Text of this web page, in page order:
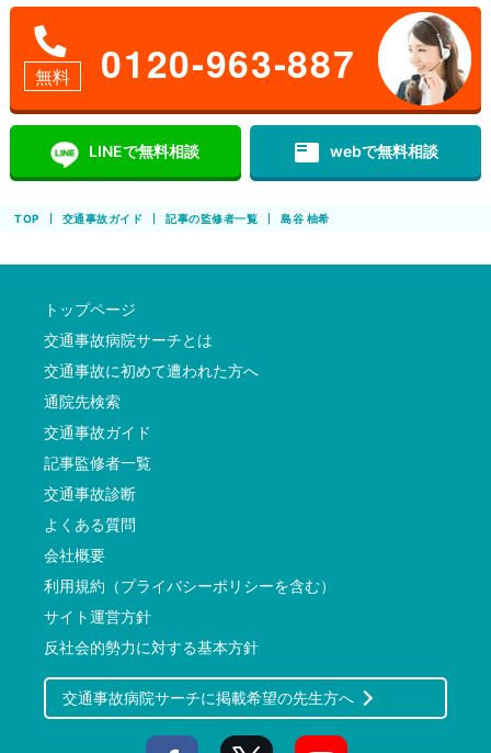
無料 0120-963-887
LINEで無料相談 featured_play_list webで無料相談
TOP 交通事故ガイド 記事の監修者一覧 島谷 柚希
トップページ
交通事故病院サーチとは
交通事故に初めて遭われた方へ
通院先検索
交通事故ガイド
記事監修者一覧
交通事故診断
よくある質問
会社概要
利用規約（プライバシーポリシーを含む）
サイト運営方針
反社会的勢力に対する基本方針
交通事故病院サーチに掲載希望の先生方へ